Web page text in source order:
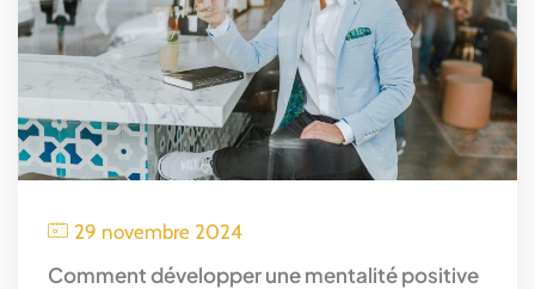
29 novembre 2024
Comment développer une mentalité positive